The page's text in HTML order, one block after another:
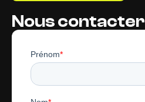
Nous contacter